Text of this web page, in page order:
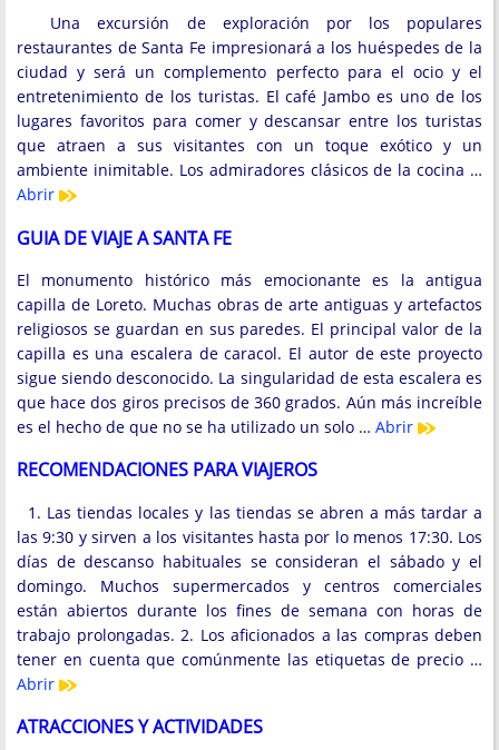
Una excursión de exploración por los populares
restaurantes de Santa Fe impresionará a los huéspedes de la
ciudad y será un complemento perfecto para el ocio y el
entretenimiento de los turistas. El café Jambo es uno de los
lugares favoritos para comer y descansar entre los turistas
que atraen a sus visitantes con un toque exótico y un
ambiente inimitable. Los admiradores clásicos de la cocina …
Abrir
GUIA DE VIAJE A SANTA FE
El monumento histórico más emocionante es la antigua
capilla de Loreto. Muchas obras de arte antiguas y artefactos
religiosos se guardan en sus paredes. El principal valor de la
capilla es una escalera de caracol. El autor de este proyecto
sigue siendo desconocido. La singularidad de esta escalera es
que hace dos giros precisos de 360 ​​grados. Aún más increíble
es el hecho de que no se ha utilizado un solo … Abrir
RECOMENDACIONES PARA VIAJEROS
1. Las tiendas locales y las tiendas se abren a más tardar a
las 9:30 y sirven a los visitantes hasta por lo menos 17:30. Los
días de descanso habituales se consideran el sábado y el
domingo. Muchos supermercados y centros comerciales
están abiertos durante los fines de semana con horas de
trabajo prolongadas. 2. Los aficionados a las compras deben
tener en cuenta que comúnmente las etiquetas de precio …
Abrir
ATRACCIONES Y ACTIVIDADES